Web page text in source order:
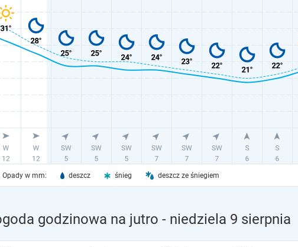
Opady w mm: deszcz śnieg deszcz ze śniegiem
godzinowa na jutro - niedziela 9 sierpnia